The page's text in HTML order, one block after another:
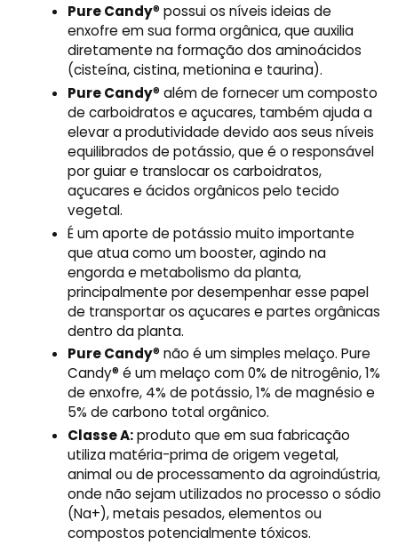
Pure Candy® possui os níveis ideias de
enxofre em sua forma orgânica, que auxilia
diretamente na formação dos aminoácidos
(cisteína, cistina, metionina e taurina).
Pure Candy® além de fornecer um composto
de carboidratos e açucares, também ajuda a
elevar a produtividade devido aos seus níveis
equilibrados de potássio, que é o responsável
por guiar e translocar os carboidratos,
açucares e ácidos orgânicos pelo tecido
vegetal.
É um aporte de potássio muito importante
que atua como um booster, agindo na
engorda e metabolismo da planta,
principalmente por desempenhar esse papel
de transportar os açucares e partes orgânicas
dentro da planta.
Pure Candy® não é um simples melaço. Pure
Candy® é um melaço com 0% de nitrogênio, 1%
de enxofre, 4% de potássio, 1% de magnésio e
5% de carbono total orgânico.
Classe A:produto que em sua fabricação
utiliza matéria-prima de origem vegetal,
animal ou de processamento da agroindústria,
onde não sejam utilizados no processo o sódio
(Na+), metais pesados, elementos ou
compostos potencialmente tóxicos.